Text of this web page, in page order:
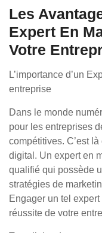
Les
Expert En
Votre
L’importance d’un
entreprise
Dans le monde
pour les entreprises
compétitives. C’est là
digital. Un expert en
qualifié qui possède
stratégies de
Engager un tel
réussite de votre